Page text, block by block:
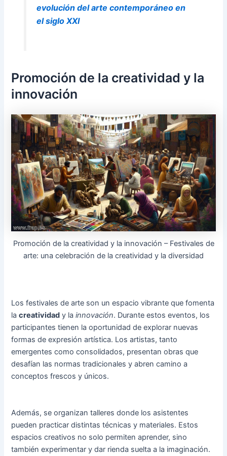
evolución del arte contemporáneo en
el siglo XXI
Promoción de la creatividad y la
innovación
Promoción de la creatividad y la innovación – Festivales de
arte: una celebración de la creatividad y la diversidad
Los festivales de arte son un espacio vibrante que fomenta
lacreatividad y lainnovación. Durante estos eventos, los
participantes tienen la oportunidad de explorar nuevas
formas de expresión artística. Los artistas, tanto
emergentes como consolidados, presentan obras que
desafían las normas tradicionales y abren camino a
conceptos frescos y únicos.
Además, se organizan talleres donde los asistentes
pueden practicar distintas técnicas y materiales. Estos
espacios creativos no solo permiten aprender, sino
también experimentar y dar rienda suelta a la imaginación.